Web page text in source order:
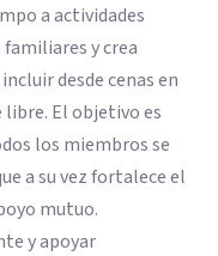
a actividades
y crea
desde cenas en
El objetivo es
los miembros se
a su vez fortalece el
mutuo.
y apoyar